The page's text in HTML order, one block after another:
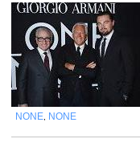
NONE NONE